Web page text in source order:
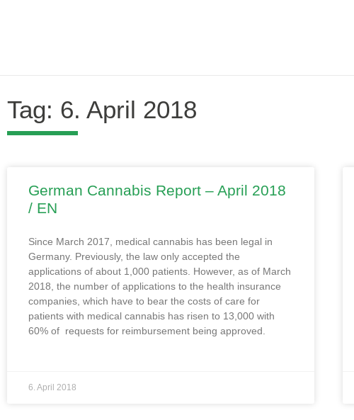
Tag: 6. April 2018
German Cannabis Report – April 2018
/ EN
Since March 2017, medical cannabis has been legal in
Germany. Previously, the law only accepted the
applications of about 1,000 patients. However, as of March
2018, the number of applications to the health insurance
companies, which have to bear the costs of care for
patients with medical cannabis has risen to 13,000 with
60% of requests for reimbursement being approved.
6. April 2018